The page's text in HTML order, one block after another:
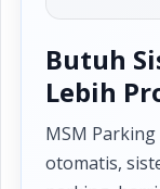
Butuh
Lebih
MSM
otomatis,